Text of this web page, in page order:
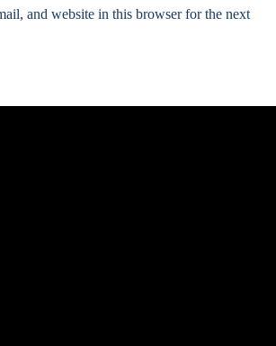
and website in this browser for the next